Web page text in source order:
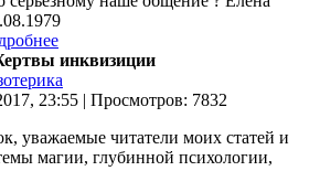
инквизиции
23:55 | Просмотров: 7832
уважаемые читатели моих статей и
магии, глубинной психологии,